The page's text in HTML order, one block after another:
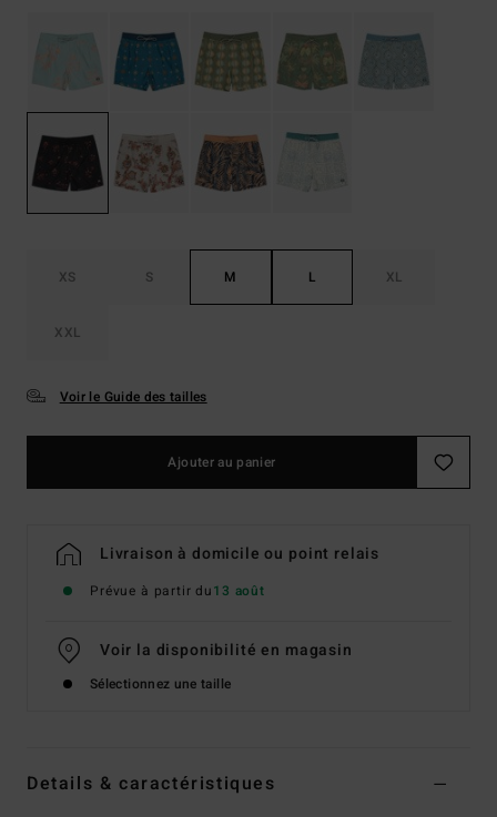
XS S M L XL
XXL
Voir le Guide des tailles
Ajouter au panier
Livraison à domicile ou point relais
Prévue à partir du13 août
Voir la disponibilité en magasin
Sélectionnez une taille
Details & caractéristiques